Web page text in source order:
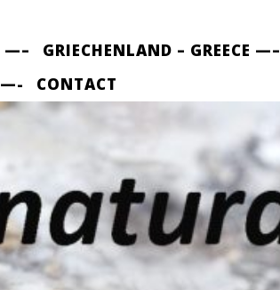
—– GRIECHENLAND – GREECE —–
—-
CONTACT